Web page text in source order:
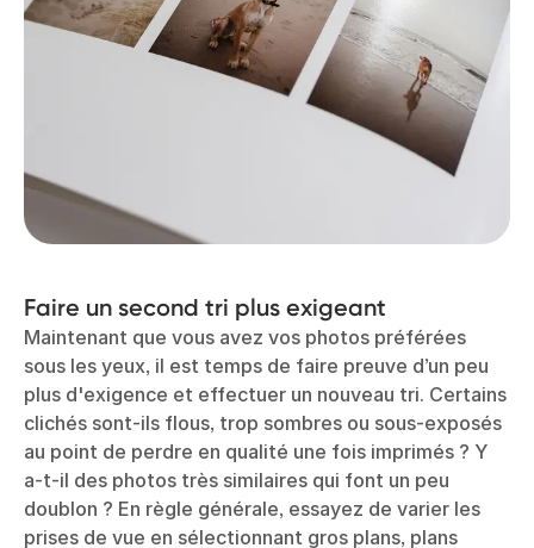
Faire un second tri plus exigeant
Maintenant que vous avez vos photos préférées
sous les yeux, il est temps de faire preuve d’un peu
plus d'exigence et effectuer un nouveau tri. Certains
clichés sont-ils flous, trop sombres ou sous-exposés
au point de perdre en qualité une fois imprimés ? Y
a-t-il des photos très similaires qui font un peu
doublon ? En règle générale, essayez de varier les
prises de vue en sélectionnant gros plans, plans